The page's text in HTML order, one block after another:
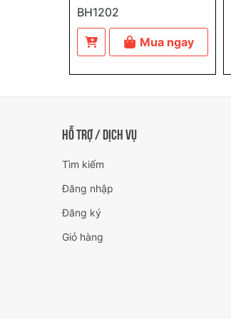
BH1202
Mua ngay
HỖ TRỢ / DỊCH VỤ
Tìm kiếm
Đăng nhập
Đăng ký
Giỏ hàng